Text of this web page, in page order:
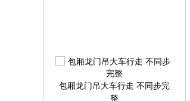
包厢龙门吊大车行走 不同步完
整